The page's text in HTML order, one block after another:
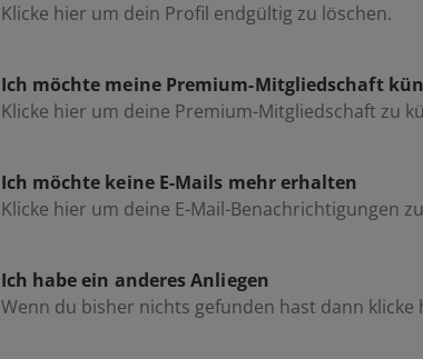
Klicke hier um dein Profil endgültig zu löschen.
Ich möchte meine Premium-Mitgliedschaft
Klicke hier um deine Premium-Mitgliedschaft zu
Ich möchte keine E-Mails mehr erhalten
Klicke hier um deine E-Mail-Benachrichtigungen
Ich habe ein anderes Anliegen
Wenn du bisher nichts gefunden hast dann klicke